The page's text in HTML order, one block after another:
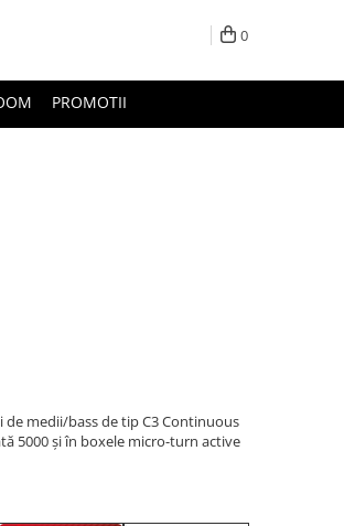
0
PROMOTII
medii/bass de tip C3 Continuous
5000 și în boxele micro-turn active